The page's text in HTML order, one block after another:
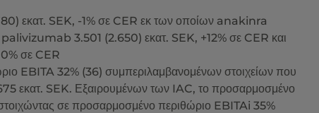
εκατ. SEK, -1% σε CER εκ των οποίων anakinra
3.501 (2.650) εκατ. SEK, +12% σε CER και
σε CER
EBITA 32% (36) συμπεριλαμβανομένων στοιχείων που
εκατ. SEK. Εξαιρουμένων των IAC, το προσαρμοσμένο
σε προσαρμοσμένο περιθώριο EBITAi 35%